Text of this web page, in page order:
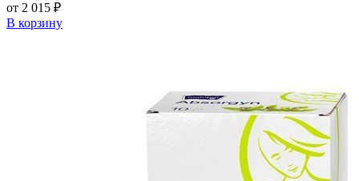
от 2 015 ₽
В корзину